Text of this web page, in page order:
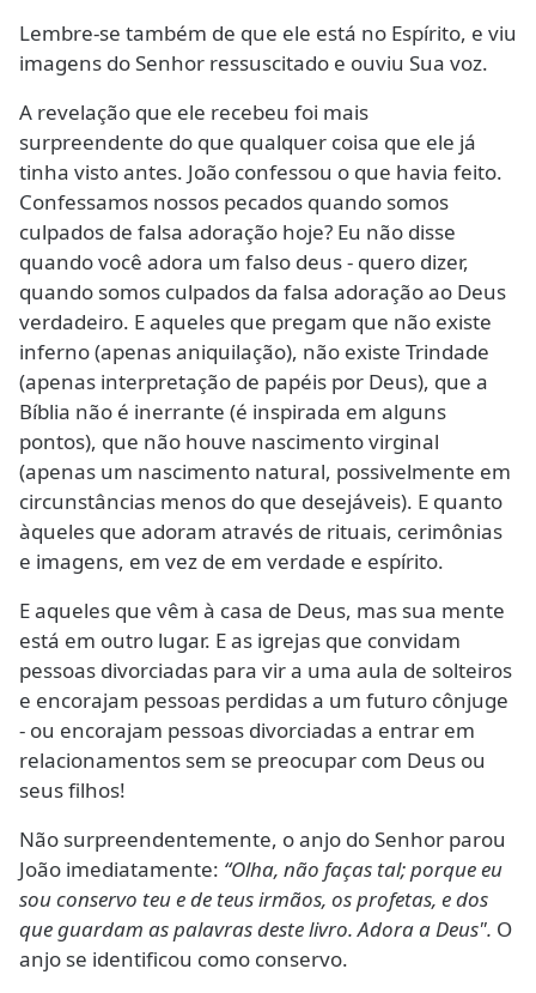
Lembre-se também de que ele está no Espírito, e viu
imagens do Senhor ressuscitado e ouviu Sua voz.
A revelação que ele recebeu foi mais
surpreendente do que qualquer coisa que ele já
tinha visto antes. João confessou o que havia feito.
Confessamos nossos pecados quando somos
culpados de falsa adoração hoje? Eu não disse
quando você adora um falso deus - quero dizer,
quando somos culpados da falsa adoração ao Deus
verdadeiro. E aqueles que pregam que não existe
inferno (apenas aniquilação), não existe Trindade
(apenas interpretação de papéis por Deus), que a
Bíblia não é inerrante (é inspirada em alguns
pontos), que não houve nascimento virginal
(apenas um nascimento natural, possivelmente em
circunstâncias menos do que desejáveis). E quanto
àqueles que adoram através de rituais, cerimônias
e imagens, em vez de em verdade e espírito.
E aqueles que vêm à casa de Deus, mas sua mente
está em outro lugar. E as igrejas que convidam
pessoas divorciadas para vir a uma aula de solteiros
e encorajam pessoas perdidas a um futuro cônjuge
- ou encorajam pessoas divorciadas a entrar em
relacionamentos sem se preocupar com Deus ou
seus filhos!
Não surpreendentemente, o anjo do Senhor parou
João imediatamente: “Olha, não faças tal; porque eu
sou conservo teu e de teus irmãos, os profetas, e dos
que guardam as palavras deste livro. Adora a Deus". O
anjo se identificou como conservo.